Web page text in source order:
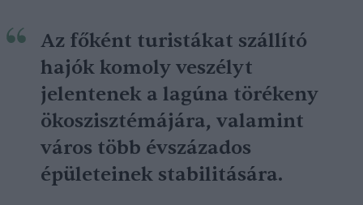
Az főként turistákat szállító
hajók komoly veszélyt
jelentenek a lagúna törékeny
ökoszisztémájára, valamint
város több évszázados
épületeinek stabilitására.